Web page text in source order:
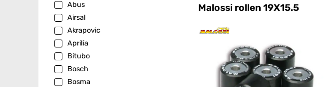
Abus
Airsal
Akrapovic
Aprilia
Bitubo
Bosch
Bosma
Malossi rollen 19X15.5